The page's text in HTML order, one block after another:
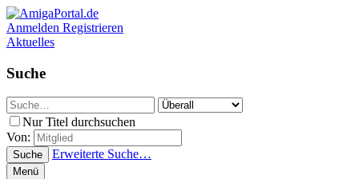
Anmelden Registrieren
Aktuelles
Suche
Nur Titel durchsuchen
Von:
Suche Erweiterte Suche…
Menü